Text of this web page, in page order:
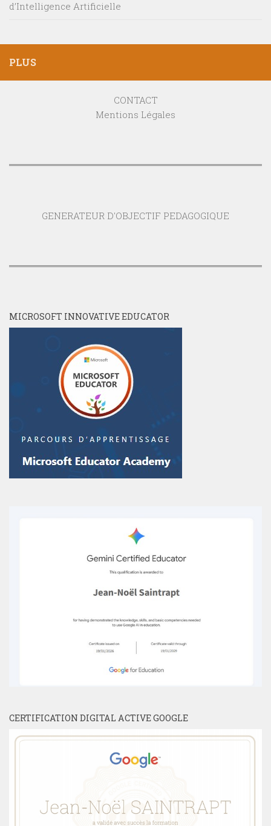
d’Intelligence Artificielle
PLUS
CONTACT
Mentions Légales
GENERATEUR D'OBJECTIF PEDAGOGIQUE
MICROSOFT INNOVATIVE EDUCATOR
CERTIFICATION DIGITAL ACTIVE GOOGLE